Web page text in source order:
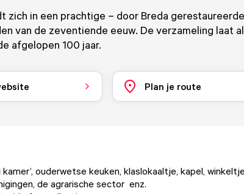
zich in een prachtige – door Breda
van de zeventiende eeuw. De verzameling laat
afgelopen 100 jaar.
Plan je route
kamer’, ouderwetse keuken, klaslokaaltje, kapel,
de agrarische sector enz.